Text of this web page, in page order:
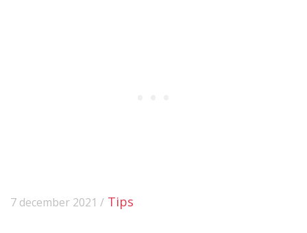
7 december 2021 / Tips